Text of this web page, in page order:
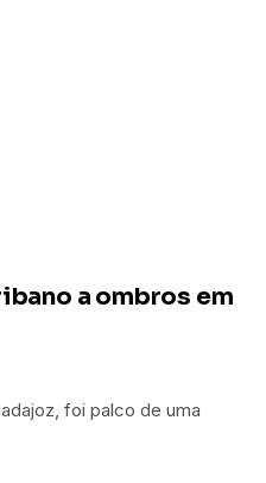
a ombros em
foi palco de uma